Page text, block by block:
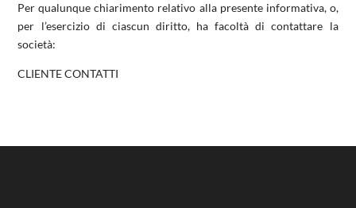
Per qualunque chiarimento relativo alla presente informativa, o,
per l’esercizio di ciascun diritto, ha facoltà di contattare la
società:
CLIENTE CONTATTI